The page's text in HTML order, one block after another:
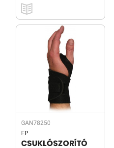
GAN78250
EP
CSUKLÓSZORÍTÓ